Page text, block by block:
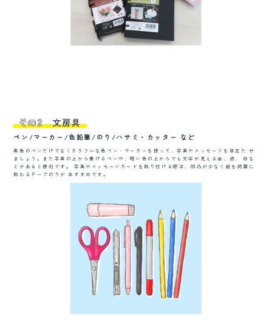
ペン/マーカー/色鉛筆/のり/ハサミ・カッター など
黒色のペンだけでなくカラフルな色ペン・マーカーを使って、写真やメッセージを目立た せ
ましょう。また写真の上から書けるペンや、暗い色の上からでも文字が見える金、銀、
白な
どがあると便利です。
写真やメッセージカードを貼り付ける際は、凹凸が少なく紙を綺麗に
貼れるテープのりが おすすめです。